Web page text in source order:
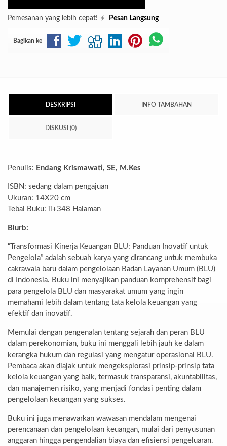
Pemesanan yang lebih cepat! Pesan Langsung
Bagikan ke
DESKRIPSI INFO TAMBAHAN
DISKUSI (0)
Penulis: Endang Krismawati, SE, M.Kes
ISBN: sedang dalam pengajuan
Ukuran: 14X20 cm
Tebal Buku: ii+348 Halaman
Blurb:
“Transformasi Kinerja Keuangan BLU: Panduan Inovatif untuk
Pengelola” adalah sebuah karya yang dirancang untuk membuka
cakrawala baru dalam pengelolaan Badan Layanan Umum (BLU)
di Indonesia. Buku ini menyajikan panduan komprehensif bagi
para pengelola BLU dan masyarakat umum yang ingin
memahami lebih dalam tentang tata kelola keuangan yang
efektif dan inovatif.
Memulai dengan pengenalan tentang sejarah dan peran BLU
dalam perekonomian, buku ini menggali lebih jauh ke dalam
kerangka hukum dan regulasi yang mengatur operasional BLU.
Pembaca akan diajak untuk mengeksplorasi prinsip-prinsip tata
kelola keuangan yang baik, termasuk transparansi, akuntabilitas,
dan manajemen risiko, yang menjadi fondasi penting dalam
pengelolaan keuangan yang sukses.
Buku ini juga menawarkan wawasan mendalam mengenai
perencanaan dan pengelolaan keuangan, mulai dari penyusunan
anggaran hingga pengendalian biaya dan efisiensi pengeluaran.